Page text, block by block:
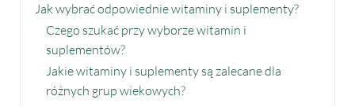
Jak wybrać odpowiednie witaminy i suplementy?
Czego szukać przy wyborze witamin i
suplementów?
Jakie witaminy i suplementy są zalecane dla
różnych grup wiekowych?